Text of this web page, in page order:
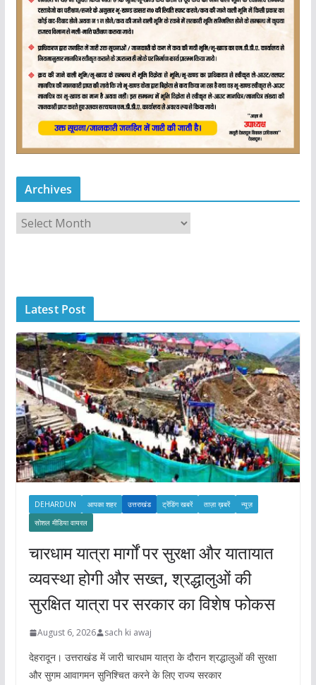
Archives
s
Latest Post
DEHARDUN आपका शहर उत्तराखंड ट्रेंडिंग खबरें ताज़ा ख़बरें
न्यूज़
सोशल मीडिया वायरल
चारधाम यात्रा मार्गों पर सुरक्षा और यातायात
व्यवस्था होगी और सख्त, श्रद्धालुओं की
सुरक्षित यात्रा पर सरकार का विशेष फोकस
August 6, 2026 sach ki awaj
देहरादून। उत्तराखंड में जारी चारधाम यात्रा के दौरान श्रद्धालुओं की सुरक्षा
और सुगम आवागमन सुनिश्चित करने के लिए राज्य सरकार